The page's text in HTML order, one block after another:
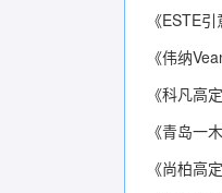
《ESTE
《伟纳
《科凡高
《青岛一
《尚柏高